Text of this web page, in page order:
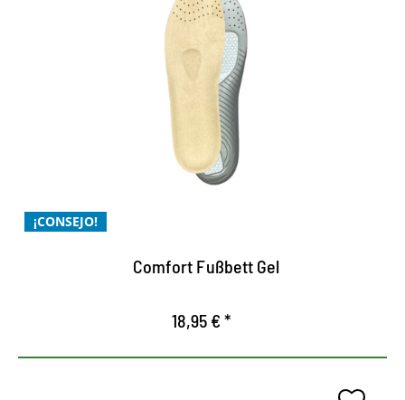
¡CONSEJO!
Plantilla de gel para una
comodidad de uso perfecta
proporciona una amortiguación óptima gracias a
las almohadillas especiales del talón y el balón
la plantilla confort moldeada optimiza la sujeción
Alivia y relaja los pies
Comfort Fußbett Gel
18,95 € *